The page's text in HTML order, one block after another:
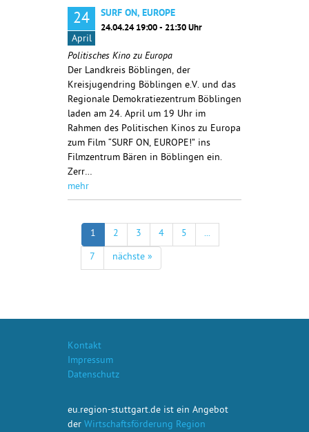
24
April
SURF ON, EUROPE
24.04.24 19:00 - 21:30 Uhr
Politisches Kino zu Europa
Der Landkreis Böblingen, der
Kreisjugendring Böblingen e.V. und das
Regionale Demokratiezentrum Böblingen
laden am 24. April um 19 Uhr im
Rahmen des Politischen Kinos zu Europa
zum Film “SURF ON, EUROPE!” ins
Filmzentrum Bären in Böblingen ein.
Zerr…
mehr
1 2 3 4 5
...
7
nächste »
Kontakt
Impressum
Datenschutz
eu.region-stuttgart.de ist ein Angebot
der Wirtschaftsförderung Region